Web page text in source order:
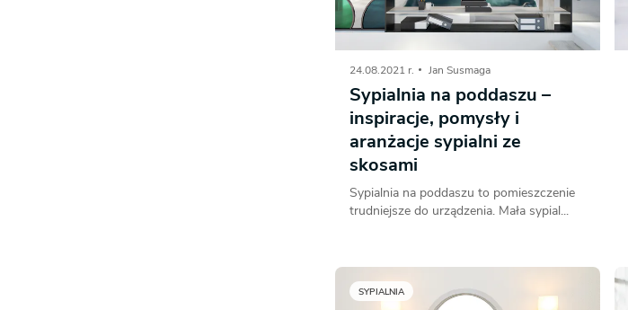
24.08.2021 r. Jan Susmaga
Sypialnia na poddaszu –
inspiracje, pomysły i
aranżacje sypialni ze
skosami
Sypialnia na poddaszu to pomieszczenie
trudniejsze do urządzenia. Mała sypial...
SYPIALNIA